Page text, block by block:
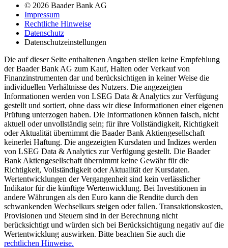
© 2026 Baader Bank AG
Impressum
Rechtliche Hinweise
Datenschutz
Datenschutzeinstellungen
Die auf dieser Seite enthaltenen Angaben stellen keine Empfehlung
der Baader Bank AG zum Kauf, Halten oder Verkauf von
Finanzinstrumenten dar und berücksichtigen in keiner Weise die
individuellen Verhältnisse des Nutzers. Die angezeigten
Informationen werden von LSEG Data & Analytics zur Verfügung
gestellt und sortiert, ohne dass wir diese Informationen einer eigenen
Prüfung unterzogen haben. Die Informationen können falsch, nicht
aktuell oder unvollständig sein; für ihre Vollständigkeit, Richtigkeit
oder Aktualität übernimmt die Baader Bank Aktiengesellschaft
keinerlei Haftung. Die angezeigten Kursdaten und Indizes werden
von LSEG Data & Analytics zur Verfügung gestellt. Die Baader
Bank Aktiengesellschaft übernimmt keine Gewähr für die
Richtigkeit, Vollständigkeit oder Aktualität der Kursdaten.
Wertentwicklungen der Vergangenheit sind kein verlässlicher
Indikator für die künftige Wertenwicklung. Bei Investitionen in
andere Währungen als den Euro kann die Rendite durch den
schwankenden Wechselkurs steigen oder fallen. Transaktionskosten,
Provisionen und Steuern sind in der Berechnung nicht
berücksichtigt und würden sich bei Berücksichtigung negativ auf die
Wertentwicklung auswirken. Bitte beachten Sie auch die
rechtlichen Hinweise.